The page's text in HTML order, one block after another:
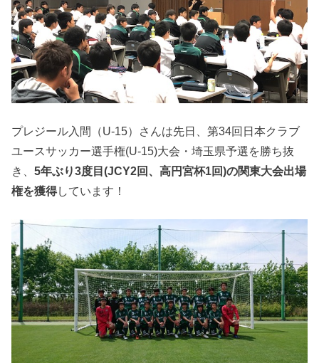
プレジール入間（U-15）さんは先日、第34回日本クラブ
ユースサッカー選手権(U-15)大会・埼玉県予選を勝ち抜
き、5年ぶり3度目(JCY2回、高円宮杯1回)の関東大会出場
権を獲得しています！